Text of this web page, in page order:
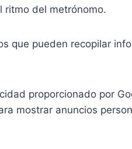
ritmo del metrónomo.
que pueden recopilar
proporcionado por
mostrar anuncios